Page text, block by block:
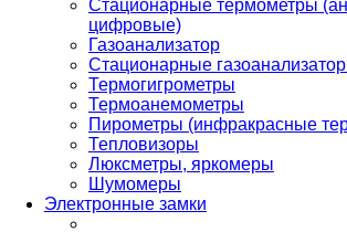
Стационарные термометры
цифровые)
Газоанализатор
Стационарные
Термогигрометры
Термоанемометры
Пирометры (инфракрасные
Тепловизоры
Люксметры, яркомеры
Шумомеры
Электронные замки